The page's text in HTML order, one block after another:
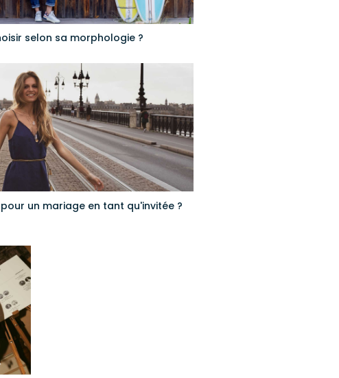
selon sa morphologie ?
un mariage en tant qu'invitée ?